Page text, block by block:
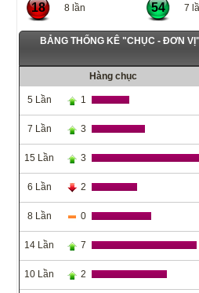
18 8 lần 54 7
BẢNG THỐNG KÊ "CHỤC - ĐƠN
Hàng chục
5 Lần 1
7 Lần 3
15 Lần 3
6 Lần 2
8 Lần 0
14 Lần 7
10 Lần 2